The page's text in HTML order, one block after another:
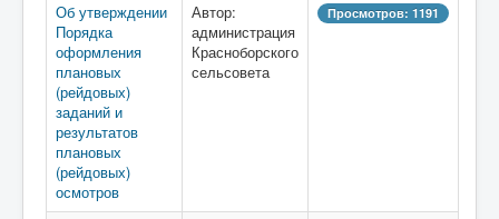
Об утверждении
Порядка
оформления
плановых
(рейдовых)
заданий и
результатов
плановых
(рейдовых)
осмотров
Автор:
администрация
Красноборского
сельсовета
Просмотров: 1191